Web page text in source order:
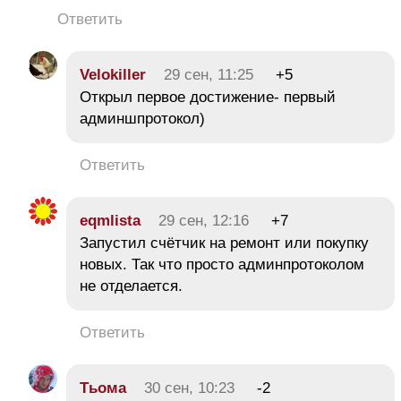
Ответить
Velokiller 29 сен, 11:25
+5
Открыл первое достижение- первый
админшпротокол)
Ответить
eqmlista 29 сен, 12:16
+7
Запустил счётчик на ремонт или покупку
новых. Так что просто админпротоколом
не отделается.
Ответить
Тьома 30 сен, 10:23
-2